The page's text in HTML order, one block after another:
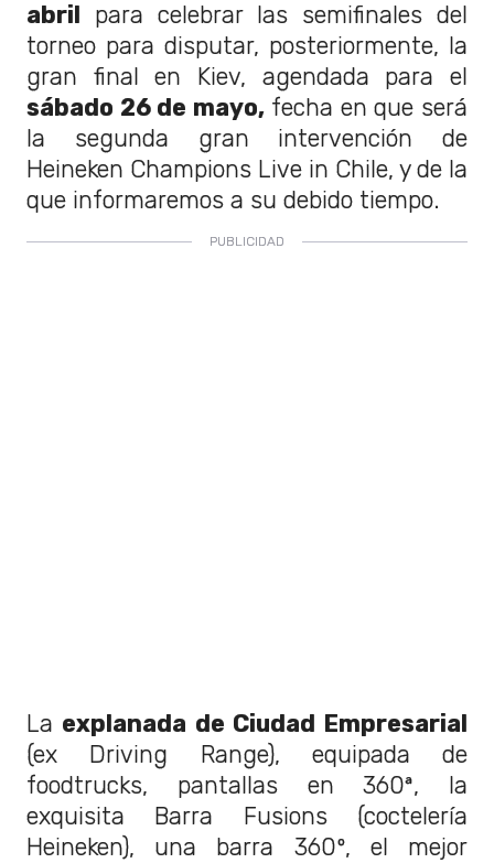
abril para celebrar las semifinales del
torneo para disputar, posteriormente, la
gran final en Kiev, agendada para el
sábado 26 de mayo,fecha en que será
la segunda gran intervención de
Heineken Champions Live in Chile, y de la
que informaremos a su debido tiempo.
La explanada de Ciudad Empresarial
(ex Driving Range), equipada de
foodtrucks, pantallas en 360ª, la
exquisita Barra Fusions (coctelería
Heineken), una barra 360º, el mejor